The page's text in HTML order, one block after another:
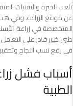
تلعب الخبرة والتقنيات
عن موقع الزراعة. وفي هذا
المتخصصة فيزراعة
طبي خبير قادر على
في رفع نسب النجاح
أسباب فشل
الطبية